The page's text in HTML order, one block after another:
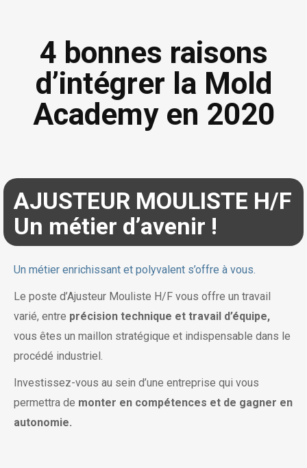
4 bonnes raisons
d’intégrer la Mold
Academy en 2020
AJUSTEUR MOULISTE H/F
Un métier d’avenir !
Un métier enrichissant et polyvalent s’offre à vous.
Le poste d’Ajusteur Mouliste H/F vous offre un travail
varié, entre précision technique et travail d’équipe,
vous êtes un maillon stratégique et indispensable dans le
procédé industriel.
Investissez-vous au sein d’une entreprise qui vous
permettra de monter en compétences et de gagner en
autonomie.